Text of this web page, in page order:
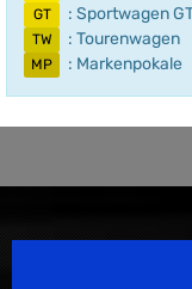
GT : Sportwagen
TW : Tourenwagen
MP : Markenpokale